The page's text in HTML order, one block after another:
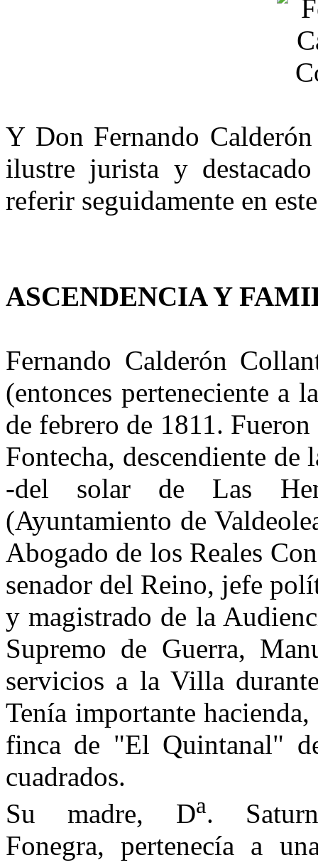
Y Don Fernando
ilustre jurista y
referir seguidamente en
ASCENDENCIA Y
Fernando Calderón
(entonces perteneciente a
de febrero de 1811.
Fontecha, descendiente
-del solar de Las
(Ayuntamiento de
Abogado de los Rea­les
senador del Reino, jefe
y magistrado de la
Supremo de Guerra,
servicios a la Villa
Tenía importante
finca de "El Quintanal"
cua­drados.
Su madre, Da.
Fonegra, pertenecía a